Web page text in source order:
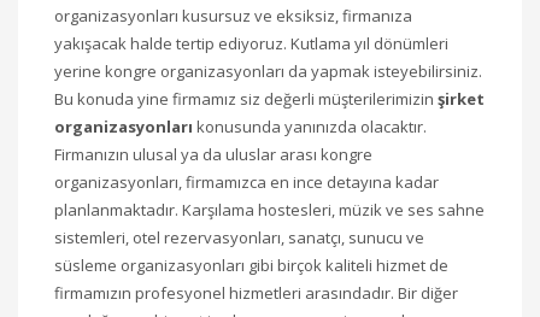
organizasyonları kusursuz ve eksiksiz, firmanıza
yakışacak halde tertip ediyoruz. Kutlama yıl dönümleri
yerine kongre organizasyonları da yapmak isteyebilirsiniz.
Bu konuda yine firmamız siz değerli müşterilerimizin şirket
organizasyonları konusunda yanınızda olacaktır.
Firmanızın ulusal ya da uluslar arası kongre
organizasyonları, firmamızca en ince detayına kadar
planlanmaktadır. Karşılama hostesleri, müzik ve ses sahne
sistemleri, otel rezervasyonları, sanatçı, sunucu ve
süsleme organizasyonları gibi birçok kaliteli hizmet de
firmamızın profesyonel hizmetleri arasındadır. Bir diğer